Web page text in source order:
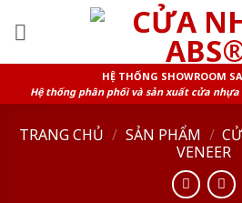
HỆ THỐNG SHOWROOM
Hệ thống phân phối và sản xuất cửa nhựa
TRANG CHỦ / SẢN PHẨM /
VENEER